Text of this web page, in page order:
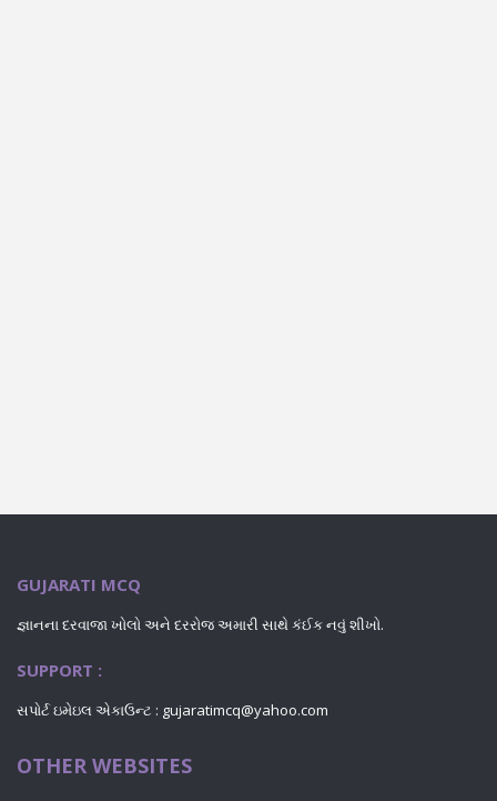
GUJARATI MCQ
જ્ઞાનના દરવાજા ખોલો અને દરરોજ અમારી સાથે કંઈક નવું શીખો.
SUPPORT :
સપોર્ટ ઇમેઇલ એકાઉન્ટ : gujaratimcq@yahoo.com
OTHER WEBSITES